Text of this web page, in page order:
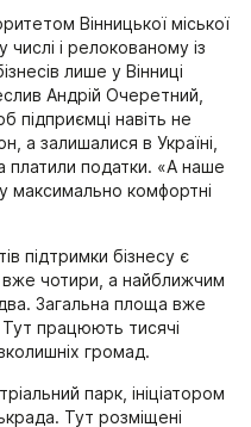
Вінницької міської
і релокованому із
лише у Вінниці
Андрій Очеретний,
підприємці навіть не
а залишалися в Україні,
платили податки. «А наше
максимально комфортні
підтримки бізнесу є
вже чотири, а найближчим
Загальна площа вже
Тут працюють тисячі
громад.
парк, ініціатором
Тут розміщені